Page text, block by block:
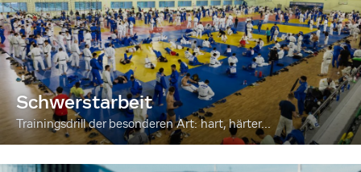
Schwerstarbeit
Trainingsdrill der besonderen Art: hart, härter...